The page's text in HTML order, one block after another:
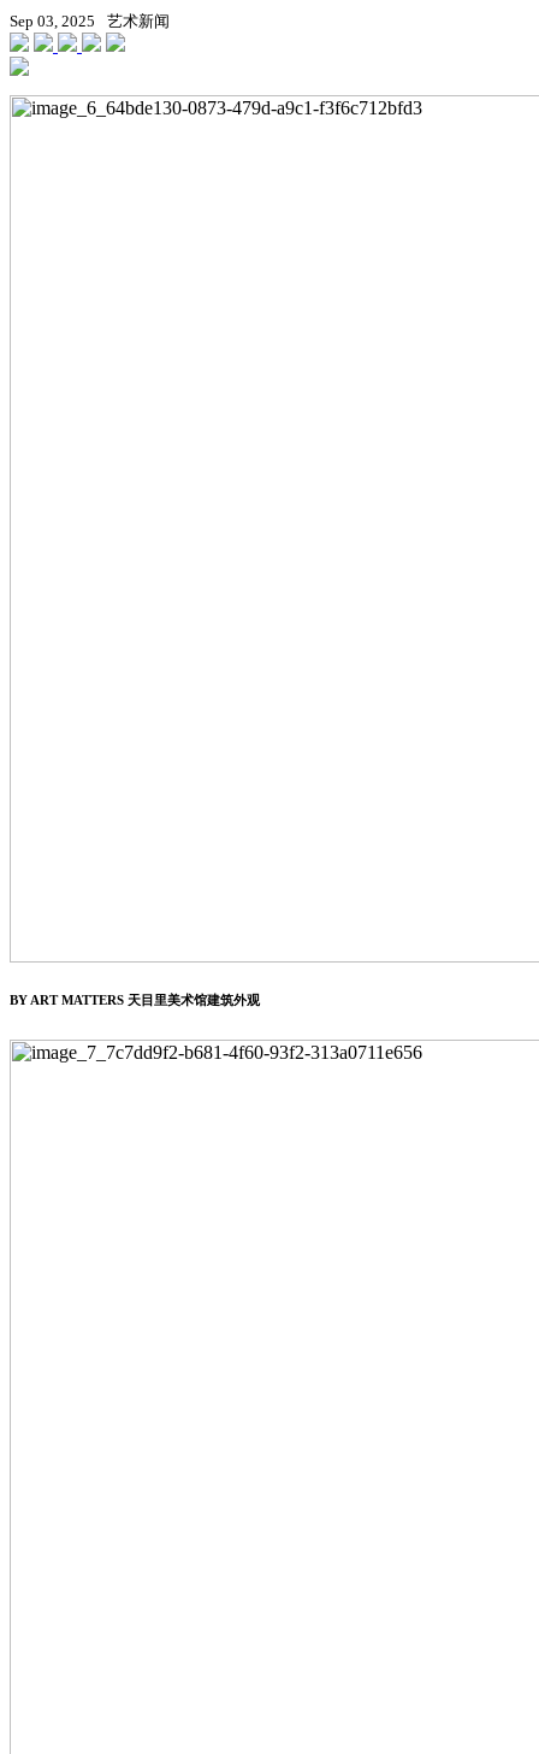
Sep 03, 2025 艺术新闻
BY ART MATTERS 天目里美术馆建筑外观